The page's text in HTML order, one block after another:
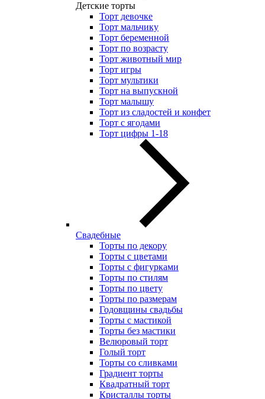
Детские торты
Торт девочке
Торт мальчику
Торт беременной
Торт по возрасту
Торт животный мир
Торт игры
Торт мультики
Торт на выпускной
Торт малышу
Торт из сладостей и конфет
Торт с ягодами
Торт цифры 1-18
Свадебные
Торты по декору
Торты с цветами
Торты с фигурками
Торты по стилям
Торты по цвету
Торты по размерам
Годовщины свадьбы
Торты с мастикой
Торты без мастики
Велюровый торт
Голый торт
Торты со сливками
Градиент торты
Квадратный торт
Кристаллы торты